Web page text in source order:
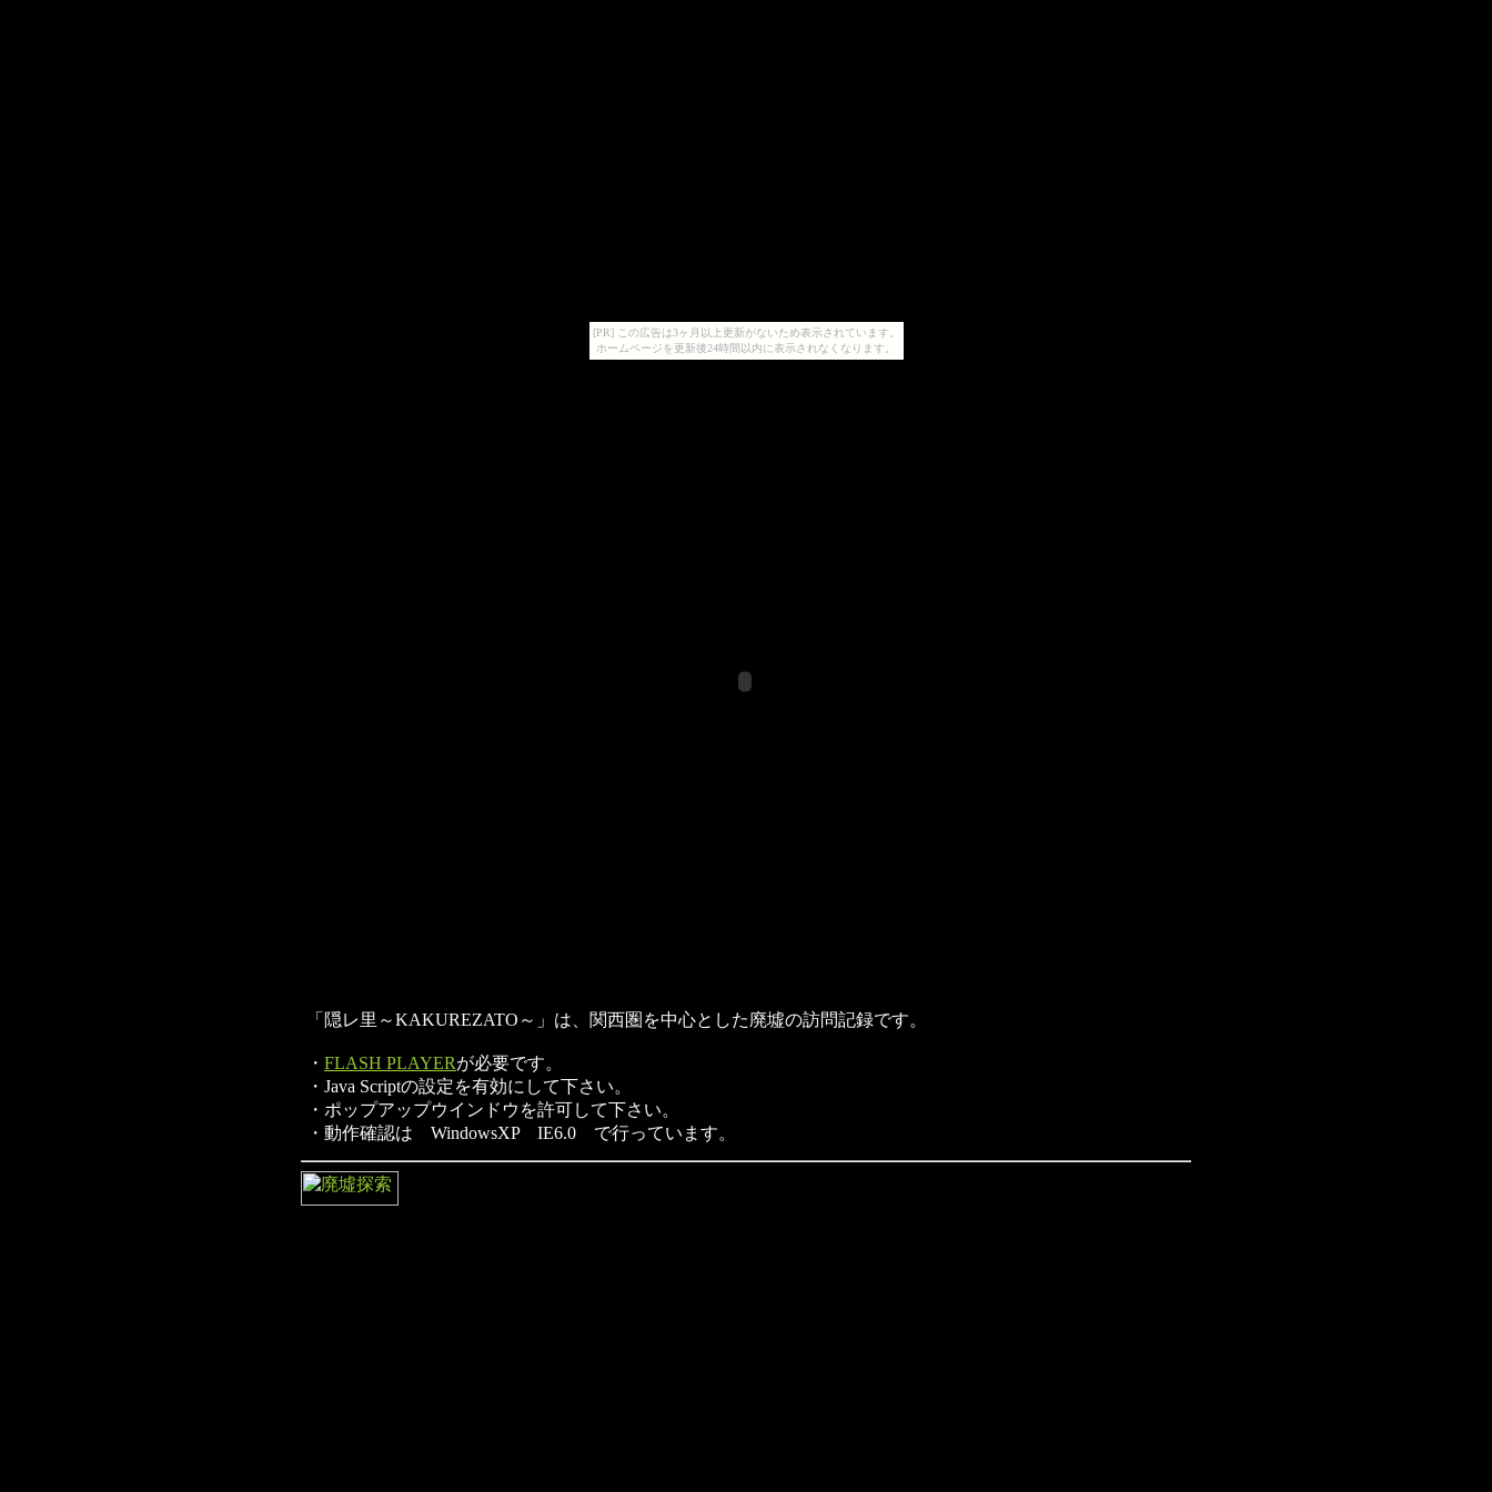
[PR] この広告は3ヶ月以上更新がないため表示されています。
ホームページを更新後24時間以内に表示されなくなります。
「隠レ里～KAKUREZATO～」は、関西圏を中心とした廃墟の訪問記録です。
・ FLASH PLAYERが必要です。
・Java Scriptの設定を有効にして下さい。
・ポップアップウインドウを許可して下さい。
・動作確認は WindowsXP IE6.0 で行っています。